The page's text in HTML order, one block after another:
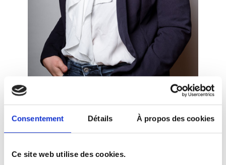
Consentement Détails À propos des cookies
Ce site web utilise des cookies.
Justine a intégré le Cabinet CJA Avocats en 2018 et
Elle intervient au sein de l’équipe droit des sociétés
animée par Maître Alexis ROGER.
À ce titre, Justine accompagne une clientèle